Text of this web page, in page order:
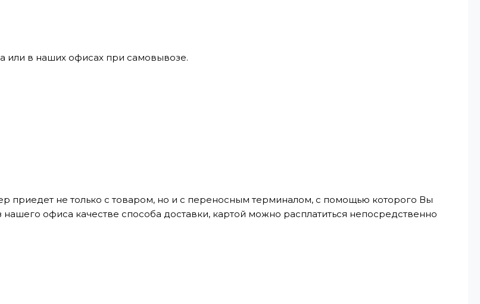
или в наших офисах при самовывозе.
приедет не только с товаром, но и с переносным терминалом, с помощью которого Вы
офиса качестве способа доставки, картой можно расплатиться непосредственно